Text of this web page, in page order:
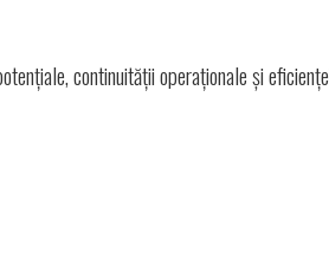
continuității operaționale și